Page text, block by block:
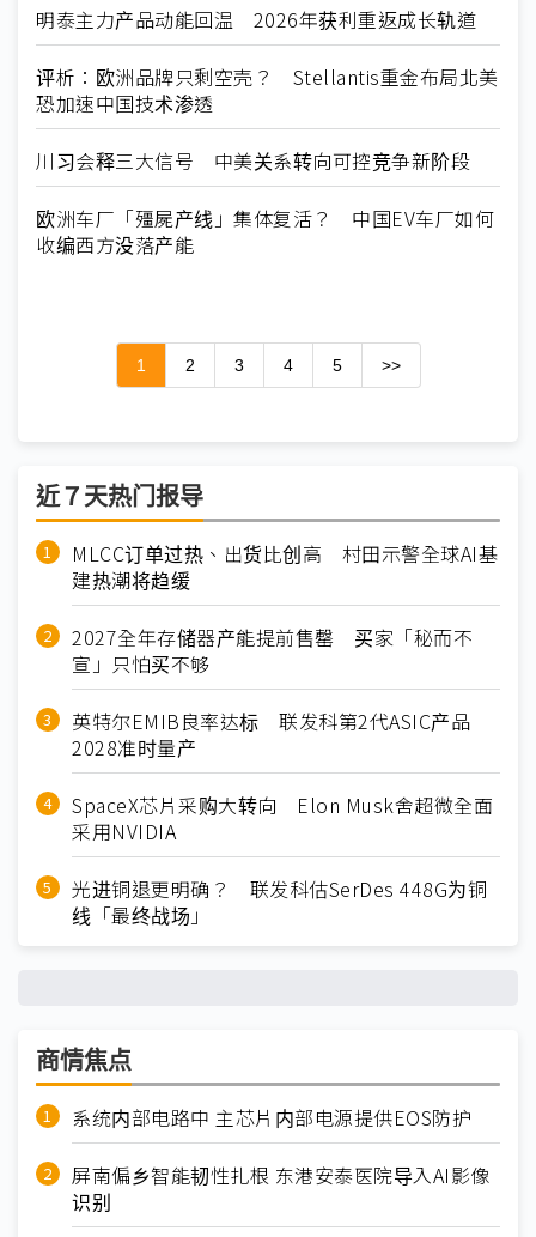
明泰主力产品动能回温 2026年获利重返成长轨道
评析：欧洲品牌只剩空壳？ Stellantis重金布局北美
恐加速中国技术渗透
川习会释三大信号 中美关系转向可控竞争新阶段
欧洲车厂「殭屍产线」集体复活？ 中国EV车厂如何
收编西方没落产能
1 2 3 4 5 >>
近７天热门报导
MLCC订单过热、出货比创高 村田示警全球AI基
建热潮将趋缓
2027全年存储器产能提前售罄 买家「秘而不
宣」只怕买不够
英特尔EMIB良率达标 联发科第2代ASIC产品
2028准时量产
SpaceX芯片采购大转向 Elon Musk舍超微全面
采用NVIDIA
光进铜退更明确？ 联发科估SerDes 448G为铜
线「最终战场」
商情焦点
系统内部电路中 主芯片内部电源提供EOS防护
屏南偏乡智能韧性扎根 东港安泰医院导入AI影像
识别